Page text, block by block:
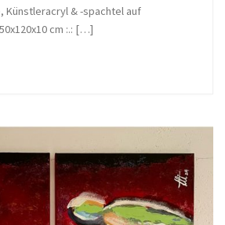
Künstleracryl & -spachtel auf
cm :.: […]